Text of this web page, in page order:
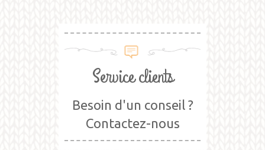
Service clients
Besoin d'un conseil ?
Contactez-nous